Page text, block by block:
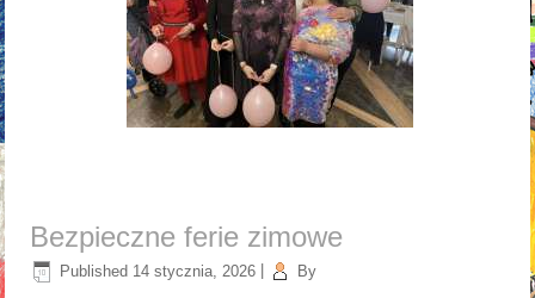
Bezpieczne ferie zimowe
Published 14 stycznia, 2026 By